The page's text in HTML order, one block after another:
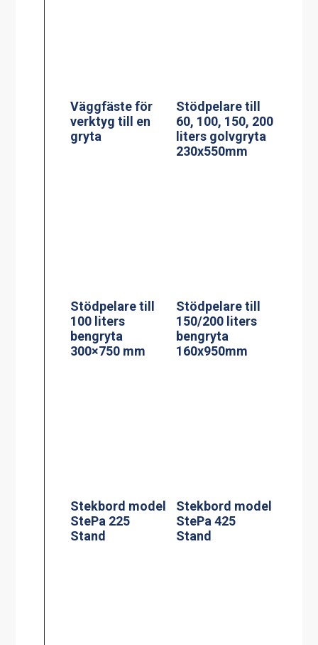
Väggfäste för
verktyg till en
gryta
Stödpelare till
60, 100, 150, 200
liters golvgryta
230x550mm
Stödpelare till
100 liters
bengryta
300×750 mm
Stödpelare till
150/200 liters
bengryta
160x950mm
Stekbord model
StePa 225
Stand
Stekbord model
StePa 425
Stand